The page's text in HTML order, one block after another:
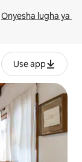
Onyesha lugha ya
Use app